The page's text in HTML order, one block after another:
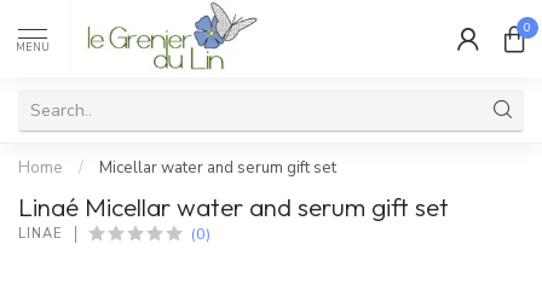
MENU
0
Home / Micellar water and serum gift set
Linaé Micellar water and serum gift set
LINAÉ (0)